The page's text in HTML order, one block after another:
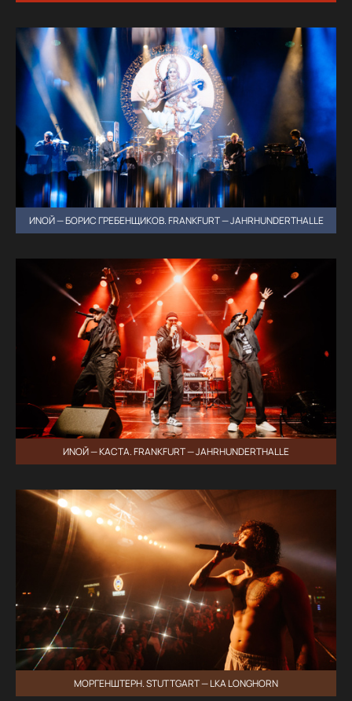
ИNОЙ — БОРИС ГРЕБЕНЩИКОВ. FRANKFURT — JAHRHUNDERTHALLE
ИNОЙ — КАСТА. FRANKFURT — JAHRHUNDERTHALLE
МОРГЕНШТЕРН. STUTTGART — LKA LONGHORN